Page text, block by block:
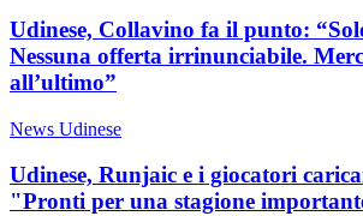
Udinese, Collavino fa il punto:
Nessuna offerta irrinunciabile.
all’ultimo”
News Udinese
Udinese, Runjaic e i giocatori
"Pronti per una stagione